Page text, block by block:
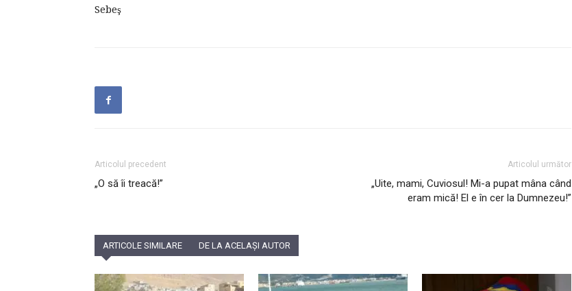
Sebeş
Articolul precedent
„O să îi treacă!”
Articolul următor
„Uite, mami, Cuviosul! Mi-a pupat mâna când
eram mică! El e în cer la Dumnezeu!”
ARTICOLE SIMILARE DE LA ACELAȘI AUTOR